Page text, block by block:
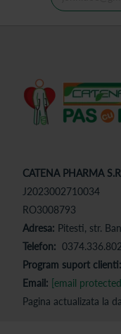
CATENA PHARMA
J2023002710034
RO3008793
Adresa: Pitesti, str.
Telefon: 0374.336.802
Program suport clienti:
Email: [email
Pagina actualizata la